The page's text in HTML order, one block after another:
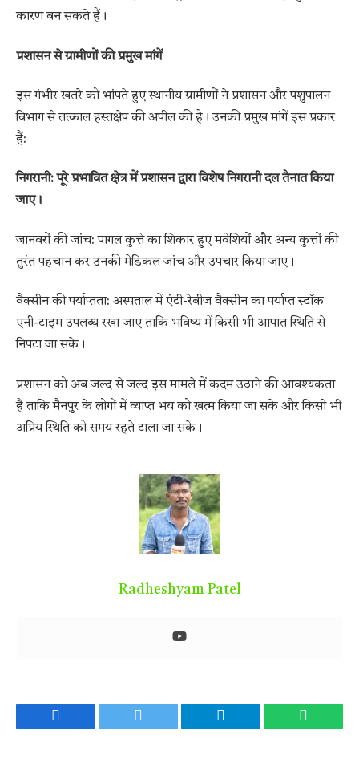
कारण बन सकते हैं।
प्रशासन से ग्रामीणों की प्रमुख मांगें
इस गंभीर खतरे को भांपते हुए स्थानीय ग्रामीणों ने प्रशासन और पशुपालन
विभाग से तत्काल हस्तक्षेप की अपील की है। उनकी प्रमुख मांगें इस प्रकार
हैं:
निगरानी: पूरे प्रभावित क्षेत्र में प्रशासन द्वारा विशेष निगरानी दल तैनात किया
जाए।
जानवरों की जांच: पागल कुत्ते का शिकार हुए मवेशियों और अन्य कुत्तों की
तुरंत पहचान कर उनकी मेडिकल जांच और उपचार किया जाए।
वैक्सीन की पर्याप्तता: अस्पताल में एंटी-रेबीज वैक्सीन का पर्याप्त स्टॉक
एनी-टाइम उपलब्ध रखा जाए ताकि भविष्य में किसी भी आपात स्थिति से
निपटा जा सके।
प्रशासन को अब जल्द से जल्द इस मामले में कदम उठाने की आवश्यकता
है ताकि मैनपुर के लोगों में व्याप्त भय को खत्म किया जा सके और किसी भी
अप्रिय स्थिति को समय रहते टाला जा सके।
Radheshyam Patel
Facebook Twitter Telegram